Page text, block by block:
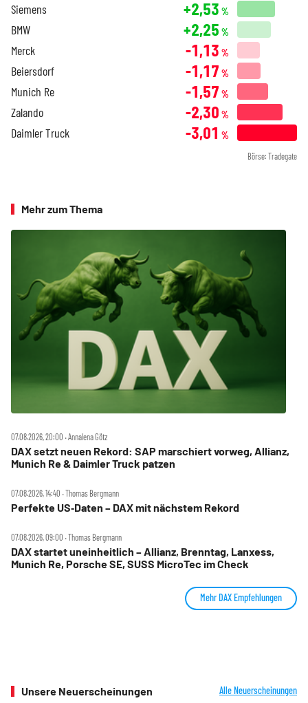
Siemens +2,53 %
BMW +2,25 %
Merck -1,13 %
Beiersdorf -1,17 %
Munich Re -1,57 %
Zalando -2,30 %
Daimler Truck -3,01 %
Börse: Tradegate
Mehr zum Thema
07.08.2026, 20:00 ‧ Annalena Götz
DAX setzt neuen Rekord: SAP marschiert vorweg, Allianz,
Munich Re & Daimler Truck patzen
07.08.2026, 14:40 ‧ Thomas Bergmann
Perfekte US‑Daten – DAX mit nächstem Rekord
07.08.2026, 09:00 ‧ Thomas Bergmann
DAX startet uneinheitlich – Allianz, Brenntag, Lanxess,
Munich Re, Porsche SE, SUSS MicroTec im Check
Mehr DAX Empfehlungen
Unsere Neuerscheinungen Alle Neuerscheinungen